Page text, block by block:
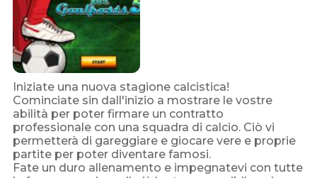
Iniziate una nuova stagione calcistica!
Cominciate sin dall'inizio a mostrare le vostre
abilità per poter firmare un contratto
professionale con una squadra di calcio. Ciò vi
permetterà di gareggiare e giocare vere e proprie
partite per poter diventare famosi.
Fate un duro allenamento e impegnatevi con tutte